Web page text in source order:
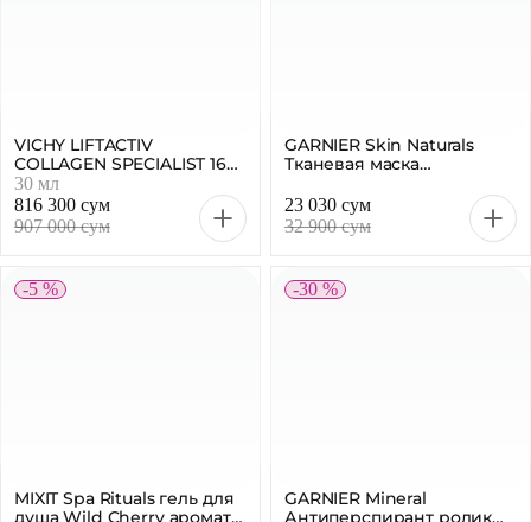
VICHY LIFTACTIV
COLLAGEN SPECIALIST 16
Сыворотка для лица, 30
мл
30 мл
816 300 сум
907 000 сум
GARNIER Skin Naturals
Тканевая маска
23 030 сум
32 900 сум
-5 %
MIXIT Spa Rituals гель для
душа Wild Cherry аромат
-30 %
GARNIER Mineral
Антиперспирант ролик